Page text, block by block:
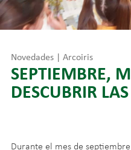
Novedades | Arcoiris
SEPTIEMBRE,
DESCUBRIR
Durante el mes de